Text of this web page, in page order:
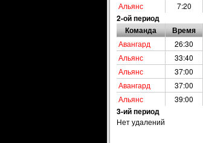
Альянс
7:20
2-ой период
Команда
Время
Авангард 26:30
Альянс
33:40
Альянс
37:00
Авангард
37:00
Альянс
39:00
3-ий период
Нет удалений